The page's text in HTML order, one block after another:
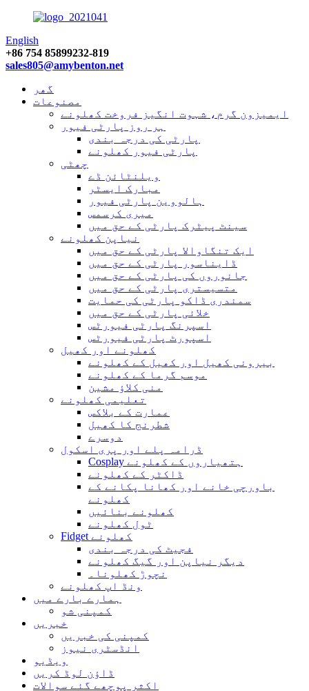
English
+86 754 85899232-819
sales805@amybenton.net
گھر
مصنوعات
ایمیزون گرم، شہوت انگیز فروخت کھلونے
ہر روز پارٹی فیور
پارٹی کی درجہ بندی
پارٹی فیور کھلونے
چھٹی
ویلنٹائن ڈے
مبارک ایسٹر
ہالووین پارٹی فیور
میری کرسمس
سینٹ پیٹرک پارٹی کے حق میں
نیاپن کھلونے
ایک تنگاوالا پارٹی کے حق میں
ڈایناسور پارٹی کے حق میں
جانوروں کی پارٹی کے حق میں
متسیستری پارٹی کے حق میں
سمندری ڈاکو پارٹی کی حمایت
خلائی پارٹی کے حق میں
اسپرنگ پارٹی فیورٹس
اسپورٹ پارٹی فیورٹس
کھلونے اور کھیل
بیرونی کھیل اور کھیل کے کھلونے
موسم گرما کے کھلونے
منی کلاؤ مشین
تعلیمی کھلونے
عمارت کے بلاکس
شطرنج کا کھیل
دوسرے
ڈرامہ پلے اور پری اسکول
Cosplay ہتھیاروں کے کھلونے
ڈاکٹر کے کھلونے
باورچی خانے اور کھانا پکانے کے
کھلونے
کھلونے بنائیں
ٹول کھلونے
Fidget کھلونے
فجیٹ کی درجہ بندی
دیگر نیاپن اور گیگ کھلونے
نچوڑ کھلونا۔
ونڈ اپ کھلونے
ہمارے بارے میں
کمپنی شو
خبریں
کمپنی کی خبریں
انڈسٹری نیوز
ویڈیو
ڈاؤن لوڈ کریں
اکثر پوچھے گئے سوالات